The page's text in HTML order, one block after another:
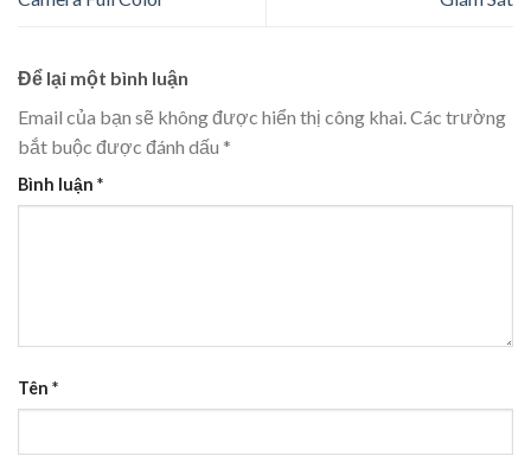
Để lại một bình luận
Email của bạn sẽ không được hiển thị công khai.Các trường
bắt buộc được đánh dấu *
Bình luận *
Tên *